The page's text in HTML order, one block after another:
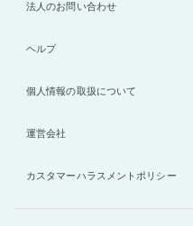
法人のお問い合わせ
ヘルプ
個人情報の取扱について
運営会社
カスタマーハラスメントポリシー